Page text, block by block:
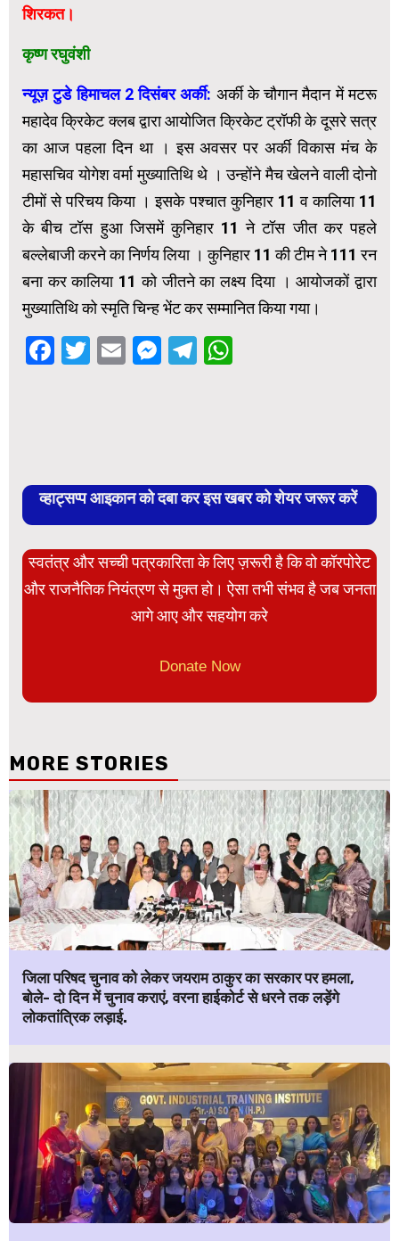
शिरकत।
कृष्ण रघुवंशी
न्यूज़ टुडे हिमाचल 2 दिसंबर अर्की: अर्की के चौगान मैदान में मटरू
महादेव क्रिकेट क्लब द्वारा आयोजित क्रिकेट ट्रॉफी के दूसरे सत्र
का आज पहला दिन था । इस अवसर पर अर्की विकास मंच के
महासचिव योगेश वर्मा मुख्यातिथि थे । उन्होंने मैच खेलने वाली दोनो
टीमों से परिचय किया । इसके पश्चात कुनिहार 11 व कालिया 11
के बीच टॉस हुआ जिसमें कुनिहार 11 ने टॉस जीत कर पहले
बल्लेबाजी करने का निर्णय लिया । कुनिहार 11 की टीम ने 111 रन
बना कर कालिया 11 को जीतने का लक्ष्य दिया । आयोजकों द्वारा
मुख्यातिथि को स्मृति चिन्ह भेंट कर सम्मानित किया गया।
Facebook
Twitter
EmailMessenger
Telegram
व्हाट्सप्प आइकान को दबा कर इस खबर को शेयर जरूर करें
स्वतंत्र और सच्ची पत्रकारिता के लिए ज़रूरी है कि वो कॉरपोरेट
और राजनैतिक नियंत्रण से मुक्त हो। ऐसा तभी संभव है जब जनता
आगे आए और सहयोग करे
Donate Now
MORE STORIES
जिला परिषद चुनाव को लेकर जयराम ठाकुर का सरकार पर हमला,
बोले- दो दिन में चुनाव कराएं, वरना हाईकोर्ट से धरने तक लड़ेंगे
लोकतांत्रिक लड़ाई.